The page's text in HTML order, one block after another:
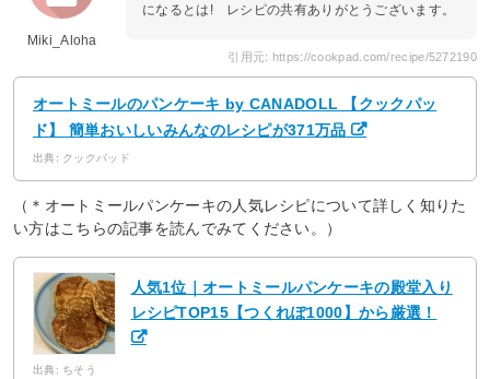
Miki_Aloha
になるとは! レシピの共有ありがとうございます。
引用元: https://cookpad.com/recipe/5272190
オートミールのパンケーキ by CANADOLL 【クックパッ
ド】 簡単おいしいみんなのレシピが371万品
出典: クックバッド
（＊オートミールパンケーキの人気レシピについて詳しく知りた
い方はこちらの記事を読んでみてください。）
人気1位｜オートミールパンケーキの殿堂入り
レシピTOP15【つくれぽ1000】から厳選！
出典: ちそう